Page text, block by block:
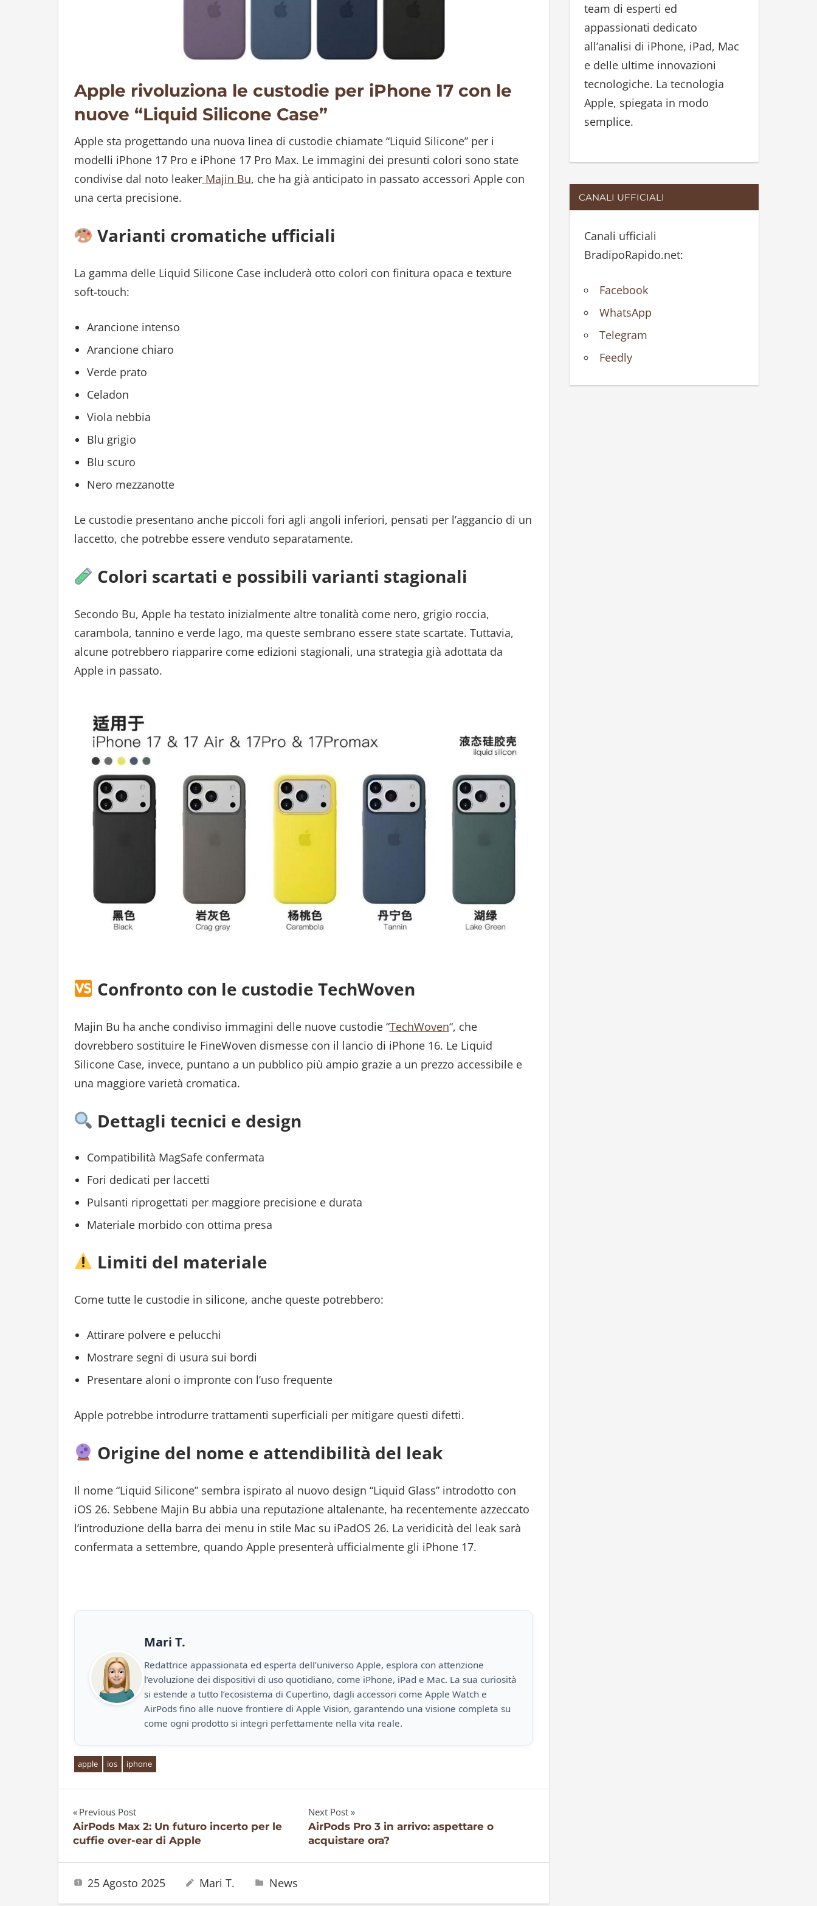
Apple rivoluziona le custodie per iPhone 17 con le
nuove “Liquid Silicone Case”
Apple sta progettando una nuova linea di custodie chiamate “Liquid Silicone” per i
modelli iPhone 17 Pro e iPhone 17 Pro Max. Le immagini dei presunti colori sono state
condivise dal noto leakerMajin Bu, che ha già anticipato in passato accessori Apple con
una certa precisione.
Varianti cromatiche ufficiali
La gamma delle Liquid Silicone Case includerà otto colori con finitura opaca e texture
soft-touch:
Arancione intenso
Arancione chiaro
Verde prato
Celadon
Viola nebbia
Blu grigio
Blu scuro
Nero mezzanotte
Le custodie presentano anche piccoli fori agli angoli inferiori, pensati per l’aggancio di un
laccetto, che potrebbe essere venduto separatamente.
Colori scartati e possibili varianti stagionali
Secondo Bu, Apple ha testato inizialmente altre tonalità come nero, grigio roccia,
carambola, tannino e verde lago, ma queste sembrano essere state scartate. Tuttavia,
alcune potrebbero riapparire come edizioni stagionali, una strategia già adottata da
Apple in passato.
Confronto con le custodie TechWoven
Majin Bu ha anche condiviso immagini delle nuove custodie “TechWoven“, che
dovrebbero sostituire le FineWoven dismesse con il lancio di iPhone 16. Le Liquid
Silicone Case, invece, puntano a un pubblico più ampio grazie a un prezzo accessibile e
una maggiore varietà cromatica.
Dettagli tecnici e design
Compatibilità MagSafe confermata
Fori dedicati per laccetti
Pulsanti riprogettati per maggiore precisione e durata
Materiale morbido con ottima presa
Limiti del materiale
Come tutte le custodie in silicone, anche queste potrebbero:
Attirare polvere e pelucchi
Mostrare segni di usura sui bordi
Presentare aloni o impronte con l’uso frequente
Apple potrebbe introdurre trattamenti superficiali per mitigare questi difetti.
Origine del nome e attendibilità del leak
Il nome “Liquid Silicone” sembra ispirato al nuovo design “Liquid Glass” introdotto con
iOS 26. Sebbene Majin Bu abbia una reputazione altalenante, ha recentemente azzeccato
l’introduzione della barra dei menu in stile Mac su iPadOS 26. La veridicità del leak sarà
confermata a settembre, quando Apple presenterà ufficialmente gli iPhone 17.
Mari T.
Redattrice appassionata ed esperta dell’universo Apple, esplora con attenzione
l’evoluzione dei dispositivi di uso quotidiano, come iPhone, iPad e Mac. La sua curiosità
si estende a tutto l’ecosistema di Cupertino, dagli accessori come Apple Watch e
AirPods fino alle nuove frontiere di Apple Vision, garantendo una visione completa su
come ogni prodotto si integri perfettamente nella vita reale.
apple ios iphone
Navigazione
Previous Post
AirPods Max 2: Un futuro incerto per le
cuffie over-ear di Apple
Next Post
AirPods Pro 3 in arrivo: aspettare o
acquistare ora?
25 Agosto 2025 Mari T. News
:
team di esperti ed
appassionati dedicato
all’analisi di iPhone, iPad, Mac
e delle ultime innovazioni
tecnologiche. La tecnologia
Apple, spiegata in modo
semplice.
CANALI UFFICIALI
Canali ufficiali
BradipoRapido.net:
Facebook
WhatsApp
Telegram
Feedly